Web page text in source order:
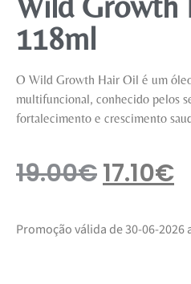
118ml
O Wild Growth Hair Oil é um
multifuncional, conhecido pelos
fortalecimento e crescimento
19.00€17.10€
Promoção válida de 30-06-2026